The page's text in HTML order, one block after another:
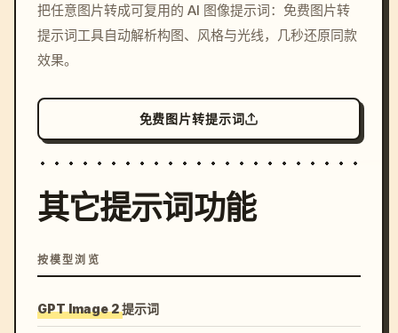
c, cyberpunk sunset, neon
colors, 8k --v 6.0
把任意图片转成可复用的 AI 图像提示词：免费图片转
提示词工具自动解析构图、风格与光线，几秒还原同款
效果。
免费图片转提示词
其它提示词功能
按模型浏览
GPT Image 2 提示词